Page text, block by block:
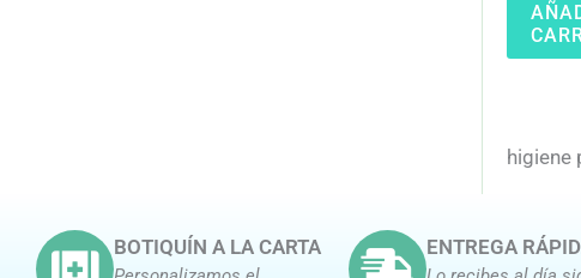
higiene
BOTIQUÍN A LA CARTA ENTREGA